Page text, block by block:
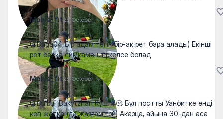
Molya_fit28 October
@Baga04 Бір адам тегін бір-ақ рет бара алады) Екінші
рет басқа симкамен тіркелсе болад
Molya_fit28 October
@Bulbul_Bakytzhan Күштііі🫠 Бұл постты Уанфитке енді
кеп жатқанда жазғам ғой) Аказца, айына 30-дан аса